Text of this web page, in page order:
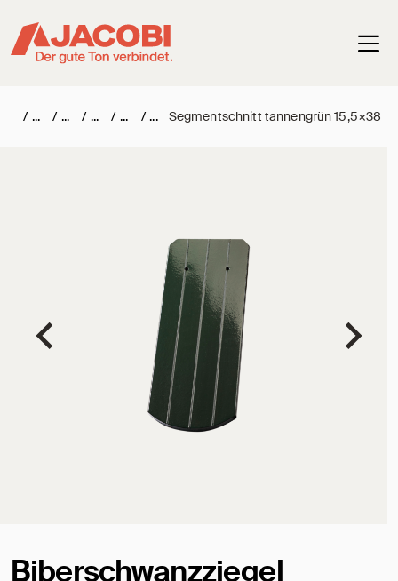
/ / / / / Segmentschnitt tannengrün 15,5×38
Biberschwanzziegel